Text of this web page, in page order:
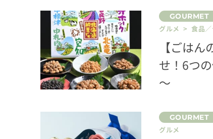
グルメ > 食品／
【ごは
せ！6つ
～
グルメ